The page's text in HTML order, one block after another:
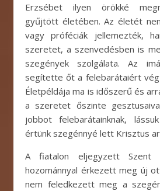
Erzsébet ilyen örökké
gyűjtött életében. Az életét
vagy próféciák jellemezték,
szeretet, a szenvedésben is
szegények szolgálata. Az
segítette őt a felebarátaiért
Életpéldája ma is időszerű és
a szeretet őszinte
jobbot felebarátainknak,
értünk szegénnyé lett Krisztus
A fiatalon eljegyzett Szent
hozománnyal érkezett meg új
nem feledkezett meg a